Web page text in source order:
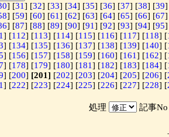
] [31] [32] [33] [34] [35] [36] [37] [38] [39]
] [59] [60] [61] [62] [63] [64] [65] [66] [67]
] [87] [88] [89] [90] [91] [92] [93] [94] [95]
] [112] [113] [114] [115] [116] [117] [118] [
] [134] [135] [136] [137] [138] [139] [140] [
] [156] [157] [158] [159] [160] [161] [162] [
] [178] [179] [180] [181] [182] [183] [184] [
] [200] [201] [202] [203] [204] [205] [206] [
] [222] [223] [224] [225] [226] [227] [228] [
処理 記事